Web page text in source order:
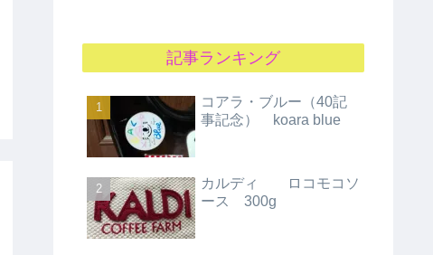
記事ランキング
コアラ・ブルー（40記
事記念） koara blue
カルディ ロコモコソ
ース 300g